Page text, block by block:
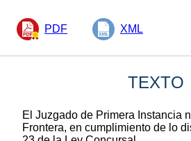
PDF XML
TEXTO
El Juzgado de Primera Instancia
Frontera, en cumplimiento de lo